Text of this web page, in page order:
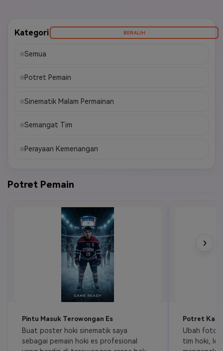
Kategori BERALIH
Semua
Potret Pemain
Sinematik Malam Permainan
Semangat Tim
Perayaan Kemenangan
Potret Pemain
Pintu Masuk Terowongan Es
Buat poster hoki sinematik saya
sebagai pemain hoki es profesional
Potret
Ubah foto
tim hoki,
›